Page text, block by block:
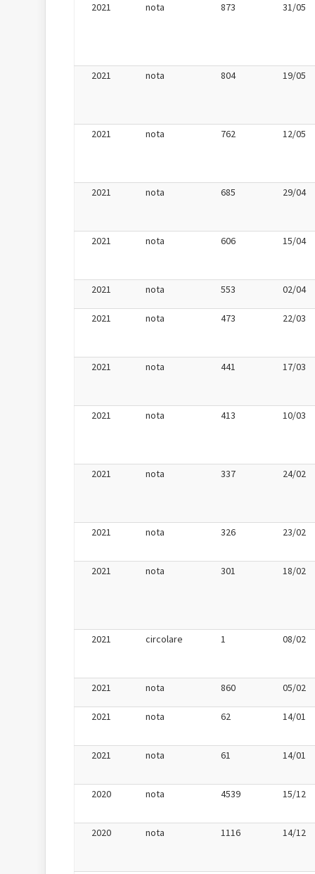
2021 nota 873 31/05
2021 nota 804 19/05
2021 nota 762 12/05
2021 nota 685 29/04
2021 nota 606 15/04
2021 nota 553 02/04
2021 nota 473 22/03
2021 nota 441 17/03
2021 nota 413 10/03
2021 nota 337 24/02
2021 nota 326 23/02
2021 nota 301 18/02
2021 circolare 1 08/02
2021 nota 860 05/02
2021 nota 62 14/01
2021 nota 61 14/01
2020 nota 4539 15/12
2020 nota 1116 14/12